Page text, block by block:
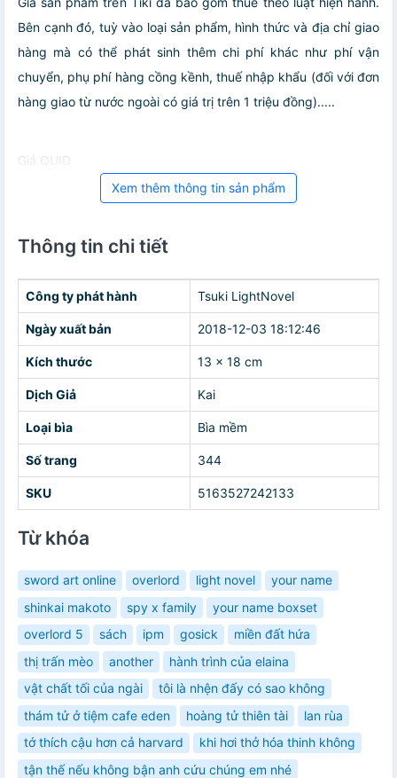
Bên cạnh đó, tuỳ vào loại sản phẩm, hình thức và địa chỉ giao
hàng mà có thể phát sinh thêm chi phí khác như phí vận
chuyển, phụ phí hàng cồng kềnh, thuế nhập khẩu (đối với đơn
hàng giao từ nước ngoài có giá trị trên 1 triệu đồng).....
Giá QUID
Xem thêm thông tin sản phẩm
Thông tin chi tiết
Công ty phát hành Tsuki LightNovel
Ngày xuất bản 2018-12-03 18:12:46
Kích thước 13 x 18 cm
Dịch Giả Kai
Loại bìa Bìa mềm
Số trang 344
SKU 5163527242133
Từ khóa
sword art online overlord light novel
your name
shinkai makoto
spy x family
your name boxset
overlord 5
sách ipm gosick
miền đất hứa
thị trấn mèo
another
hành trình của elaina
vật chất tối của ngài
tôi là nhện đấy có sao không
thám tử ở tiệm cafe eden
hoàng tử thiên tài
lan rùa
tớ thích cậu hơn cả harvard
khi hơi thở hóa thinh không
tận thế nếu không bận anh cứu chúng em nhé